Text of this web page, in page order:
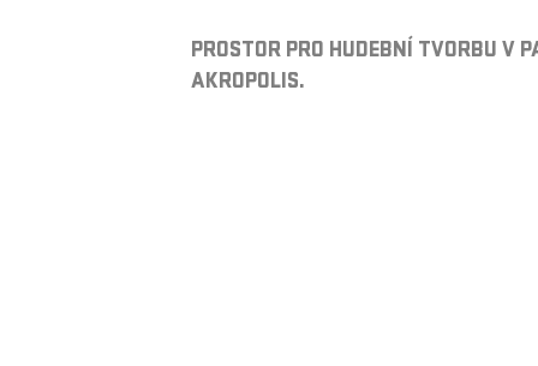
PROSTOR PRO HUDEBNÍ TVORBU V
AKROPOLIS.